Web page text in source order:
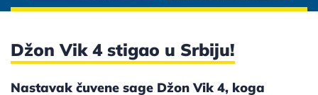
Džon Vik 4 stigao u Srbiju!
Nastavak čuvene sage Džon Vik 4, koga